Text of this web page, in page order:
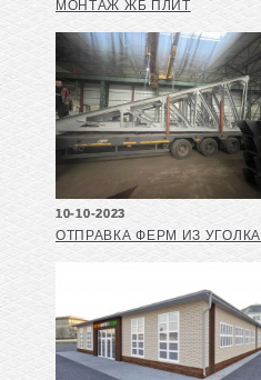
МОНТАЖ ЖБ ПЛИТ
10-10-2023
ОТПРАВКА ФЕРМ ИЗ УГОЛКА